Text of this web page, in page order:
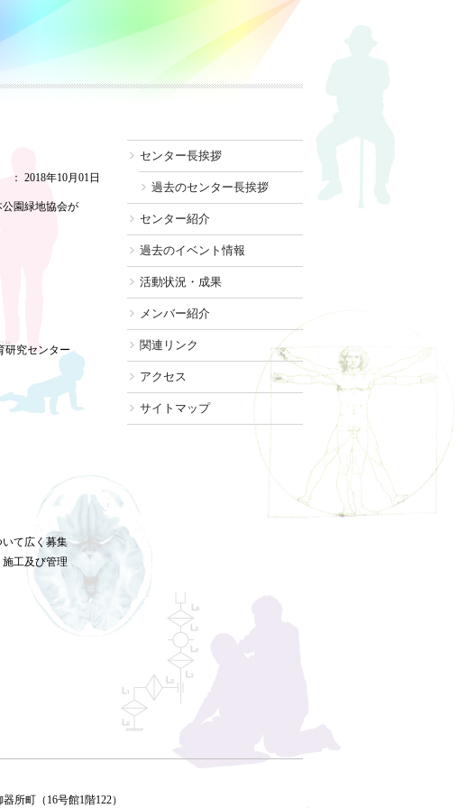
： 2018年10月01日
園緑地協会が
研究センター
て広く募集
工及び管理
センター長挨拶
過去のセンター長挨拶
センター紹介
過去のイベント情報
活動状況・成果
メンバー紹介
関連リンク
アクセス
サイトマップ
所町（16号館1階122）